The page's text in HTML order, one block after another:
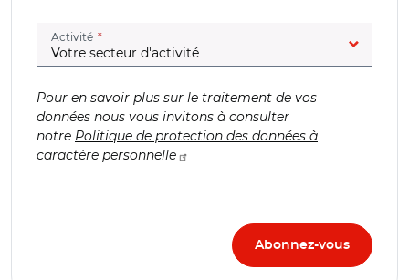
Activité (champ obligatoire)
Pour en savoir plus sur le traitement de vos
données nous vous invitons à consulter
notre Politique de protection des données à
caractère personnelle